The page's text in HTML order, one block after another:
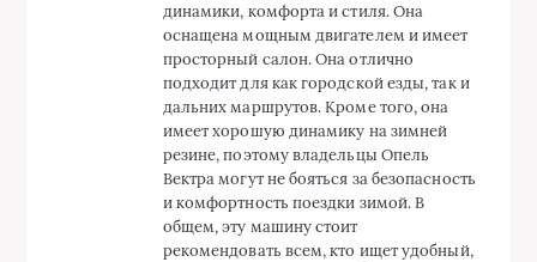
динамики, комфорта и стиля. Она
оснащена мощным двигателем и имеет
просторный салон. Она отлично
подходит для как городской езды, так и
дальних маршрутов. Кроме того, она
имеет хорошую динамику на зимней
резине, поэтому владельцы Опель
Вектра могут не бояться за безопасность
и комфортность поездки зимой. В
общем, эту машину стоит
рекомендовать всем, кто ищет удобный,